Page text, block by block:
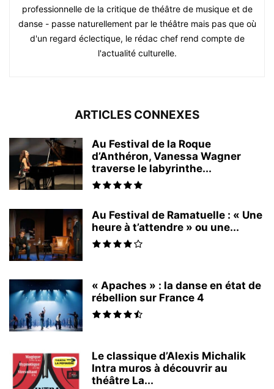
professionnelle de la critique de théâtre de musique et de
danse - passe naturellement par le théâtre mais pas que où
d'un regard éclectique, le rédac chef rend compte de
l'actualité culturelle.
ARTICLES CONNEXES
Au Festival de la Roque
d’Anthéron, Vanessa Wagner
traverse le labyrinthe...
Au Festival de Ramatuelle : « Une
heure à t’attendre » ou une...
« Apaches » : la danse en état de
rébellion sur France 4
Le classique d’Alexis Michalik
Intra muros à découvrir au
théâtre La...